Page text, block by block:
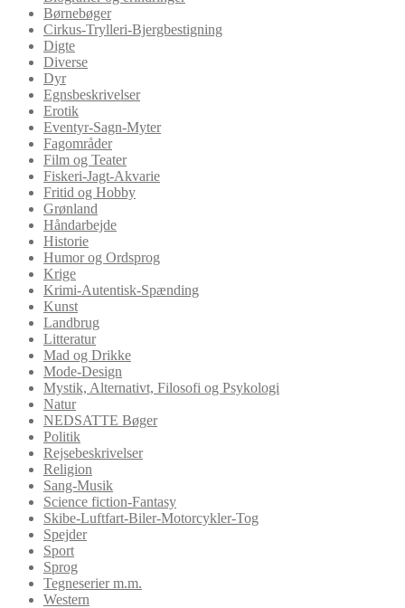
Børnebøger
Cirkus-Trylleri-Bjergbestigning
Digte
Diverse
Dyr
Egnsbeskrivelser
Erotik
Eventyr-Sagn-Myter
Fagområder
Film og Teater
Fiskeri-Jagt-Akvarie
Fritid og Hobby
Grønland
Håndarbejde
Historie
Humor og Ordsprog
Krige
Krimi-Autentisk-Spænding
Kunst
Landbrug
Litteratur
Mad og Drikke
Mode-Design
Mystik, Alternativt, Filosofi og Psykologi
Natur
NEDSATTE Bøger
Politik
Rejsebeskrivelser
Religion
Sang-Musik
Science fiction-Fantasy
Skibe-Luftfart-Biler-Motorcykler-Tog
Spejder
Sport
Sprog
Tegneserier m.m.
Western